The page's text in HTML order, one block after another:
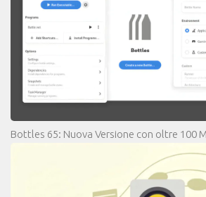
Bottles 65: Nuova Versione con oltre 100